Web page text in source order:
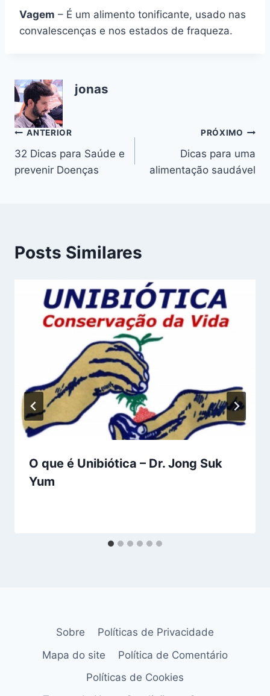
Vagem – É um alimento tonificante, usado nas
convalescenças e nos estados de fraqueza.
jonas
Navegação
de
ANTERIOR
32 Dicas para Saúde e
prevenir Doenças
PRÓXIMO
Dicas para uma
alimentação saudável
Posts Similares
O que é Unibiótica – Dr. Jong Suk
Yum
Sobre
Políticas de Privacidade
Mapa do site
Política de Comentário
Políticas de Cookies